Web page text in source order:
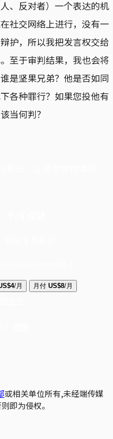
、反对者）一个表达的机
社交网络上进行，没有一
护，所以我把发言权交给
至于审判结果，我也会将
是坚果兄弟？他是否如同
各种罪行？如果您投他有
当何判？
/月 月付 US$8/月
或相关单位所有,未经端传媒
即为侵权。